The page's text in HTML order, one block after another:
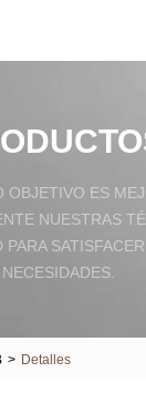
OBJETIVO ES
NUESTRAS
PARA
NECESIDADES.
> Detalles